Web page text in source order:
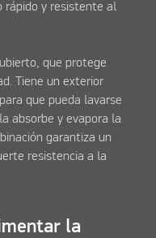
rápido y resistente al
que protege
Tiene un exterior
que pueda lavarse
absorbe y evapora la
garantiza un
resistencia a la
la